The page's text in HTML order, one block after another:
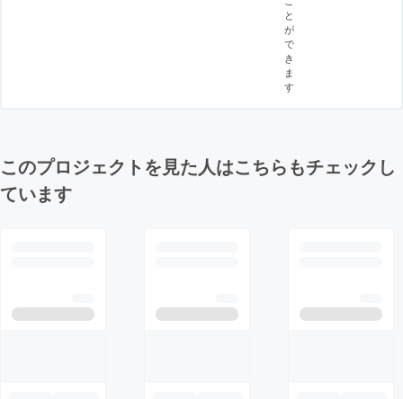
と
が
で
き
ま
す
このプロジェクトを見た人はこちらもチェックし
ています